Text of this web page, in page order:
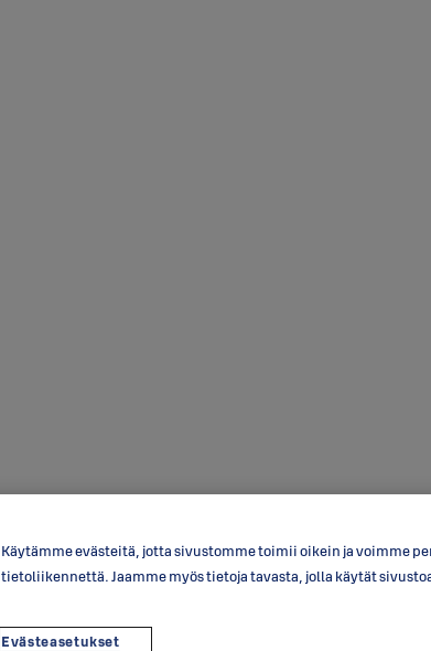
Käytämme evästeitä, jotta sivustomme toimii oikein ja voimme
tietoliikennettä. Jaamme myös tietoja tavasta, jolla käytät
Evästeasetukset